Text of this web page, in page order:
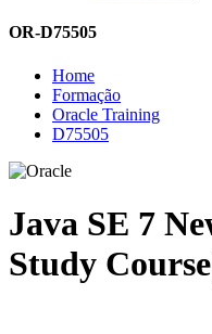
OR-D75505
Home
Formação
Oracle Training
D75505
Java SE 7
Study